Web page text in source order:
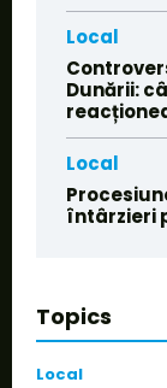
Local
Dunării:
Local
întârzieri
Topics
Local